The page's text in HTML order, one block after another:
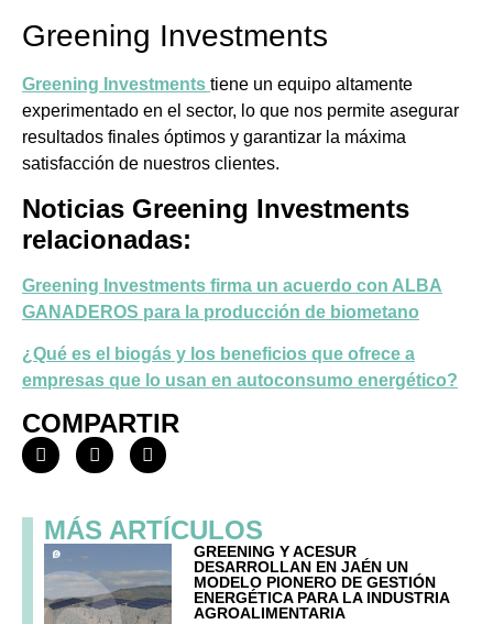
Greening Investments
Greening Investments tiene un equipo altamente
experimentado en el sector, lo que nos permite asegurar
resultados finales óptimos y garantizar la máxima
satisfacción de nuestros clientes.
Noticias Greening Investments
relacionadas:
Greening Investments firma un acuerdo con ALBA
GANADEROS para la producción de biometano
¿Qué es el biogás y los beneficios que ofrece a
empresas que lo usan en autoconsumo energético?
COMPARTIR
MÁS ARTÍCULOS
GREENING Y ACESUR
DESARROLLAN EN JAÉN UN
MODELO PIONERO DE GESTIÓN
ENERGÉTICA PARA LA INDUSTRIA
AGROALIMENTARIA